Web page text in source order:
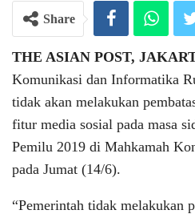
Share
THE ASIAN POST,
Komunikasi dan Informatika
tidak akan melakukan
fitur media sosial pada masa
Pemilu 2019 di Mahkamah
pada Jumat (14/6).
“Pemerintah tidak melakukan